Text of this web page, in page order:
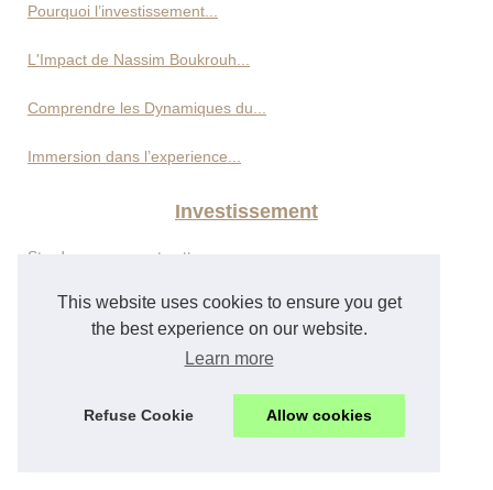
This website uses cookies to ensure you get
the best experience on our website.
Learn more
Refuse Cookie Allow cookies
Pourquoi l’investissement...
L'Impact de Nassim Boukrouh...
Comprendre les Dynamiques du...
Immersion dans l’experience...
Investissement
Stradger: comment cette prop...
Pourquoi et comment investir...
Investir avec SOGIP : Comment...